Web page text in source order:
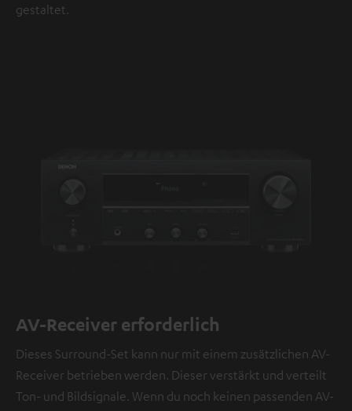
gestaltet.
AV-Receiver erforderlich
Dieses Surround-Set kann nur mit einem zusätzlichen AV-
Receiver betrieben werden. Dieser verstärkt und verteilt
Ton- und Bildsignale. Wenn du noch keinen passenden AV-